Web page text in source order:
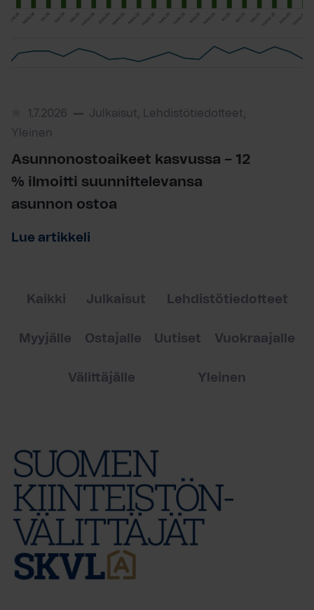
1.7.2026
Julkaisut, Lehdistötiedotteet,
Yleinen
Asunnonostoaikeet kasvussa – 12
% ilmoitti suunnittelevansa
asunnon ostoa
Lue artikkeli
Kaikki Julkaisut Lehdistötiedotteet
Myyjälle Ostajalle Uutiset Vuokraajalle
Välittäjälle Yleinen